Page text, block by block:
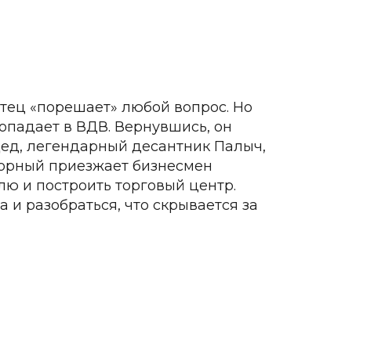
«порешает» любой вопрос. Но
в ВДВ. Вернувшись, он
легендарный десантник Палыч,
приезжает бизнесмен
и построить торговый центр.
разобраться, что скрывается за